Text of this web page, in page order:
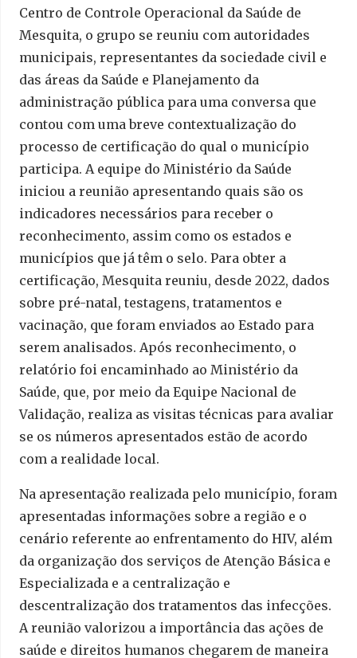
Centro de Controle Operacional da Saúde de
Mesquita, o grupo se reuniu com autoridades
municipais, representantes da sociedade civil e
das áreas da Saúde e Planejamento da
administração pública para uma conversa que
contou com uma breve contextualização do
processo de certificação do qual o município
participa. A equipe do Ministério da Saúde
iniciou a reunião apresentando quais são os
indicadores necessários para receber o
reconhecimento, assim como os estados e
municípios que já têm o selo. Para obter a
certificação, Mesquita reuniu, desde 2022, dados
sobre pré-natal, testagens, tratamentos e
vacinação, que foram enviados ao Estado para
serem analisados. Após reconhecimento, o
relatório foi encaminhado ao Ministério da
Saúde, que, por meio da Equipe Nacional de
Validação, realiza as visitas técnicas para avaliar
se os números apresentados estão de acordo
com a realidade local.
Na apresentação realizada pelo município, foram
apresentadas informações sobre a região e o
cenário referente ao enfrentamento do HIV, além
da organização dos serviços de Atenção Básica e
Especializada e a centralização e
descentralização dos tratamentos das infecções.
A reunião valorizou a importância das ações de
saúde e direitos humanos chegarem de maneira